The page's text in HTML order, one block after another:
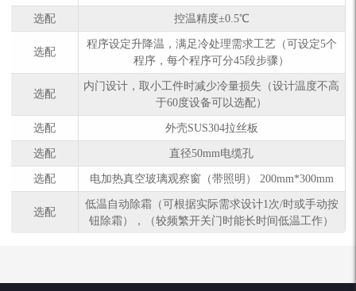
选配 控温精度±0.5℃
选配
程序设定升降温，满足冷处理需求工艺（可设定5个
程序，每个程序可分45段步骤）
选配
内门设计，取小工件时减少冷量损失（设计温度不高
于60度设备可以选配）
选配 外壳SUS304拉丝板
选配 直径50mm电缆孔
选配 电加热真空玻璃观察窗（带照明） 200mm*300mm
选配
低温自动除霜（可根据实际需求设计1次/时或手动按
钮除霜），（较频繁开关门时能长时间低温工作）